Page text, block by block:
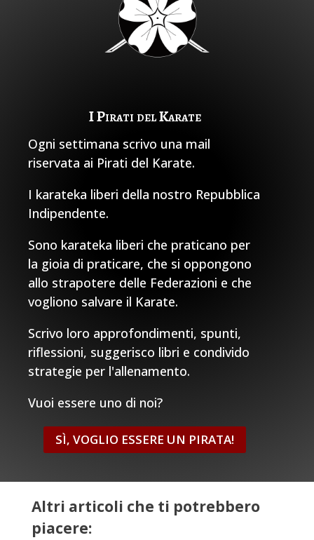
I Pirati del Karate
Ogni settimana scrivo una mail
riservata ai Pirati del Karate.
I karateka liberi della nostro Repubblica
Indipendente.
Sono karateka liberi che praticano per
la gioia di praticare, che si oppongono
allo strapotere delle Federazioni e che
vogliono salvare il Karate.
Scrivo loro approfondimenti, spunti,
riflessioni, suggerisco libri e condivido
strategie per l'allenamento.
Vuoi essere uno di noi?
SÌ, VOGLIO ESSERE UN PIRATA!
Altri articoli che ti potrebbero
piacere: